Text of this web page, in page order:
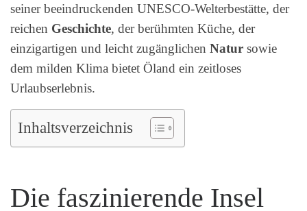
seiner beeindruckenden UNESCO-Welterbestätte, der
reichen Geschichte, der berühmten Küche, der
einzigartigen und leicht zugänglichen Natur sowie
dem milden Klima bietet Öland ein zeitloses
Urlaubserlebnis.
Inhaltsverzeichnis
Die faszinierende Insel